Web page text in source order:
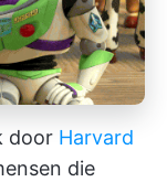
door Harvard
die